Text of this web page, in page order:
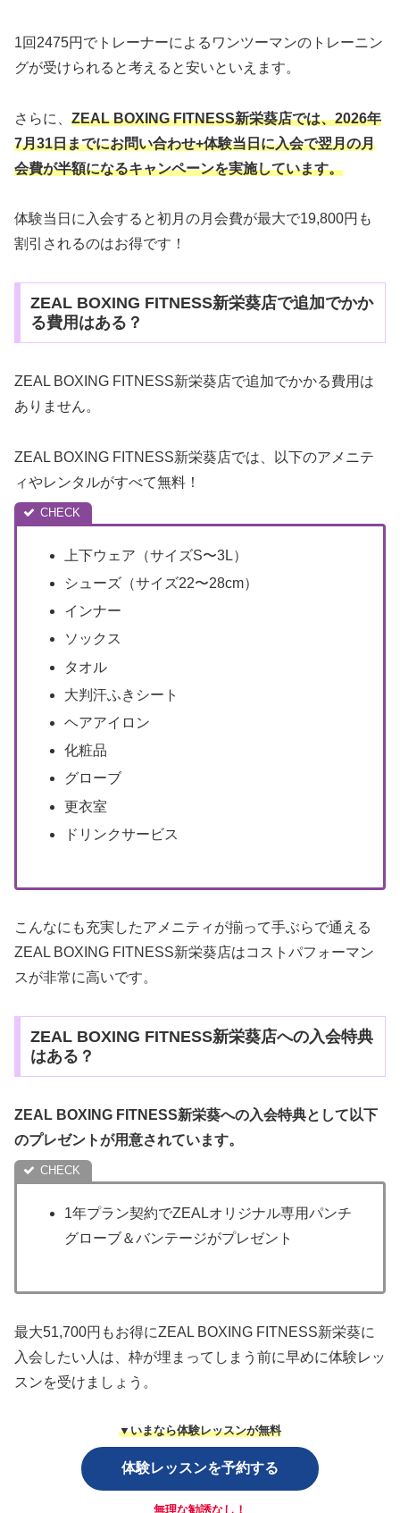
1回2475円でトレーナーによるワンツーマンのトレーニン
グが受けられると考えると安いといえます。
さらに、 ZEAL BOXING FITNESS新栄葵店では、2026年
7月31日までにお問い合わせ+体験当日に入会で翌月の月
会費が半額になるキャンペーンを実施しています。
体験当日に入会すると初月の月会費が最大で19,800円も
割引されるのはお得です！
ZEAL BOXING FITNESS新栄葵店で追加でかか
る費用はある？
ZEAL BOXING FITNESS新栄葵店で追加でかかる費用は
ありません。
ZEAL BOXING FITNESS新栄葵店では、以下のアメニテ
ィやレンタルがすべて無料！
上下ウェア（サイズS〜3L）
シューズ（サイズ22〜28cm）
インナー
ソックス
タオル
大判汗ふきシート
ヘアアイロン
化粧品
グローブ
更衣室
ドリンクサービス
こんなにも充実したアメニティが揃って手ぶらで通える
ZEAL BOXING FITNESS新栄葵店はコストパフォーマン
スが非常に高いです。
ZEAL BOXING FITNESS新栄葵店への入会特典
はある？
ZEAL BOXING FITNESS新栄葵への入会特典として以下
のプレゼントが用意されています。
1年プラン契約でZEALオリジナル専用パンチ
グローブ＆バンテージがプレゼント
最大51,700円もお得にZEAL BOXING FITNESS新栄葵に
入会したい人は、枠が埋まってしまう前に早めに体験レッ
スンを受けましょう。
▼いまなら体験レッスンが無料
体験レッスンを予約する
無理な勧誘なし！